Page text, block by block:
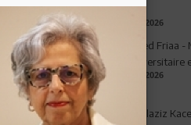
deuil
03.08.2026
Ahmed Friaa
04.08.2026
Abdelaziz